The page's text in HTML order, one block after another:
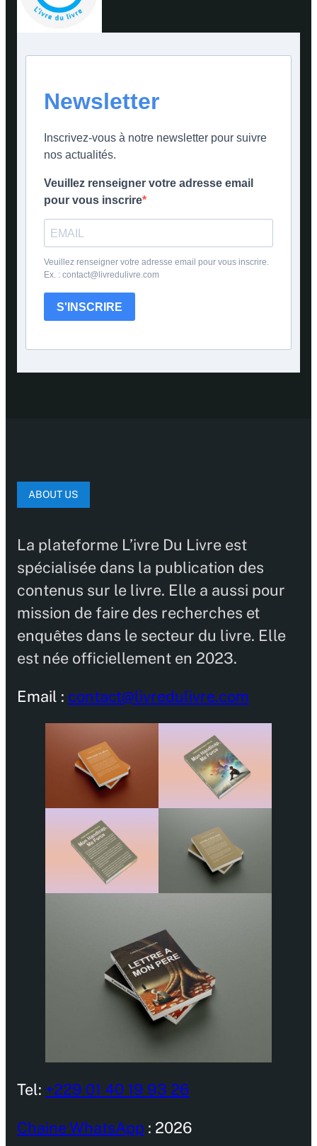
Newsletter
Inscrivez-vous à notre newsletter pour suivre
nos actualités.
Veuillez renseigner votre adresse email
pour vous inscrire
Veuillez renseigner votre adresse email pour vous inscrire.
Ex. : contact@livredulivre.com
S'INSCRIRE
ABOUT US
La plateforme L’ivre Du Livre est
spécialisée dans la publication des
contenus sur le livre. Elle a aussi pour
mission de faire des recherches et
enquêtes dans le secteur du livre. Elle
est née officiellement en 2023.
Email : contact@livredulivre.com
Tel: +229 01 40 19 93 26
Chaine WhatsApp : 2026